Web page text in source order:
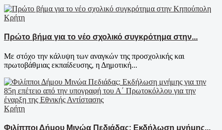
Κρήτη
Πρώτο βήμα για το νέο σχολικό συγκρότημα στην...
Με στόχο την κάλυψη των αναγκών της προσχολικής και
πρωτοβάθμιας εκπαίδευσης, η Δημοτική...
Κρήτη
Φιλίπποι Δήμου Μινώα Πεδιάδας: Εκδήλωση μνήμης...